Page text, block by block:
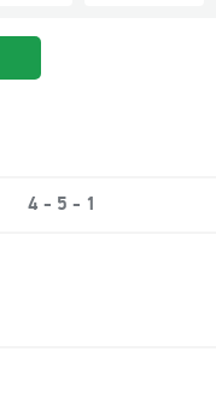
4 - 5 - 1